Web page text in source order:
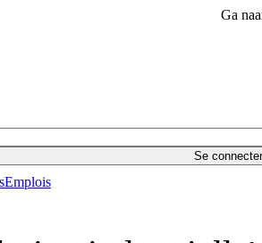
Ga
Se connecter
Emplois